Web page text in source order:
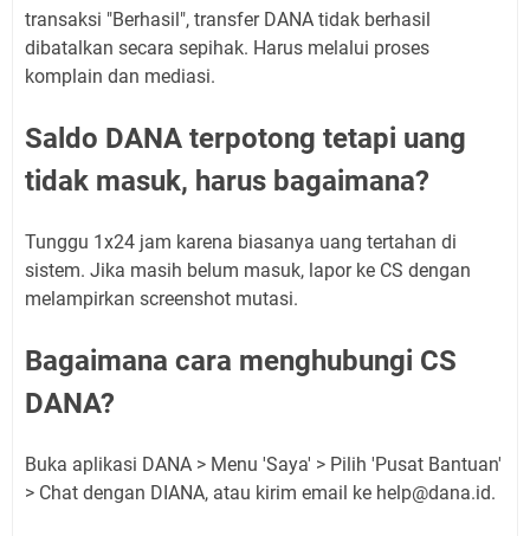
transaksi "Berhasil", transfer DANA tidak berhasil
dibatalkan secara sepihak. Harus melalui proses
komplain dan mediasi.
Saldo DANA terpotong tetapi uang
tidak masuk, harus bagaimana?
Tunggu 1x24 jam karena biasanya uang tertahan di
sistem. Jika masih belum masuk, lapor ke CS dengan
melampirkan screenshot mutasi.
Bagaimana cara menghubungi CS
DANA?
Buka aplikasi DANA > Menu 'Saya' > Pilih 'Pusat Bantuan'
> Chat dengan DIANA, atau kirim email ke help@dana.id.